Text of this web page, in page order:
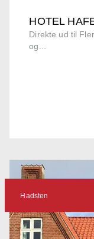
HOTEL
Direkte ud til
og...
Hadsten